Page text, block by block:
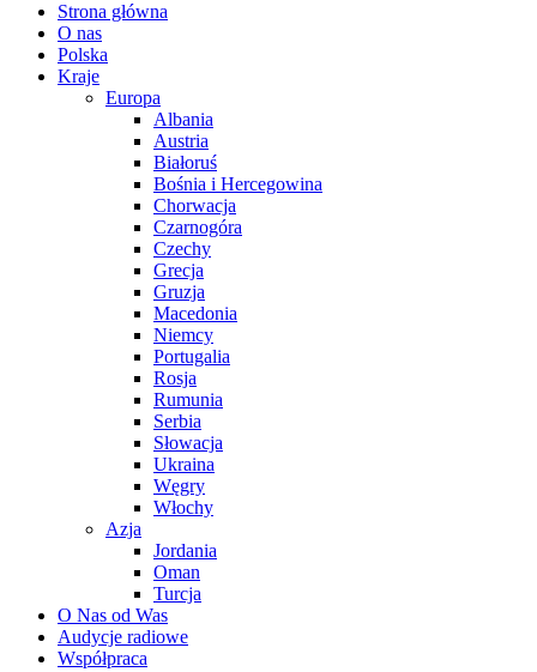
Strona główna
O nas
Polska
Kraje
Europa
Albania
Austria
Białoruś
Bośnia i Hercegowina
Chorwacja
Czarnogóra
Czechy
Grecja
Gruzja
Macedonia
Niemcy
Portugalia
Rosja
Rumunia
Serbia
Słowacja
Ukraina
Węgry
Włochy
Azja
Jordania
Oman
Turcja
O Nas od Was
Audycje radiowe
Współpraca